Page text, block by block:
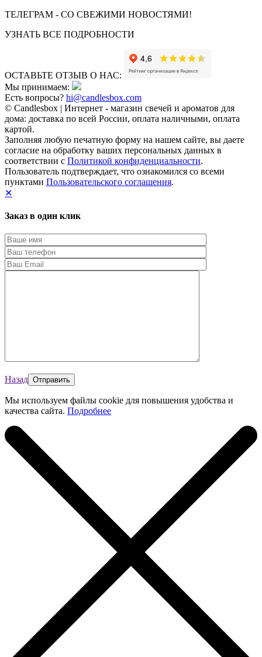
ТЕЛЕГРАМ - СО СВЕЖИМИ НОВОСТЯМИ!
УЗНАТЬ ВСЕ ПОДРОБНОСТИ
ОСТАВЬТЕ ОТЗЫВ О НАС:
Мы принимаем:
Есть вопросы? hi@candlesbox.com
© Candlesbox | Интернет - магазин свечей и ароматов для
дома: доставка по всей России, оплата наличными, оплата
картой.
Заполняя любую печатную форму на нашем сайте, вы даете
согласие на обработку ваших персональных данных в
соответствии с Политикой конфиденциальности.
Пользователь подтверждает, что ознакомился со всеми
пунктами Пользовательского соглашения.
✕
Заказ в один клик
Назад
Мы используем файлы cookie для повышения удобства и
качества сайта. Подробнее